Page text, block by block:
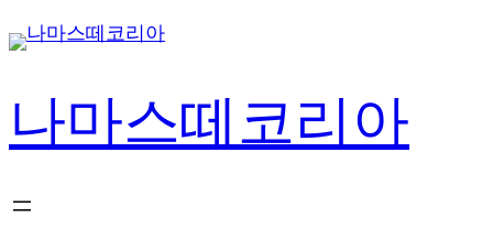
텐
바
가
나마스떼코리아